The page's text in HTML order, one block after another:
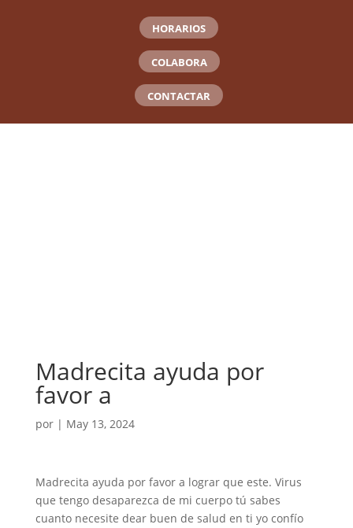
HORARIOS
COLABORA
CONTACTAR
Madrecita ayuda por
favor a
por | May 13, 2024
Madrecita ayuda por favor a lograr que este. Virus
que tengo desaparezca de mi cuerpo tú sabes
cuanto necesite dear buen de salud en ti yo confío